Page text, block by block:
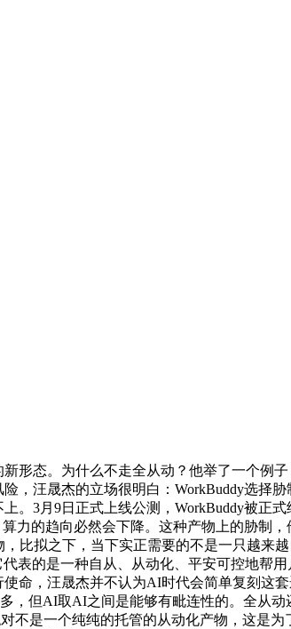
态。为什么不走全从动？他举了一个例子
，汪晟杰的立场很明白：WorkBuddy选择
3月9日正式上线公测，WorkBuddy被正式
力的趋向必然会下降。这种产物上的胁制
比拟之下，当下实正需要的不是一只越来
表的是一种自从、从动化、平安可控地帮
命，汪晟杰并不认为AI时代会简单复刻这
，但AI取AI之间是能够有毗连性的。全从
不是一个纯纯的托管的从动化产物，这是